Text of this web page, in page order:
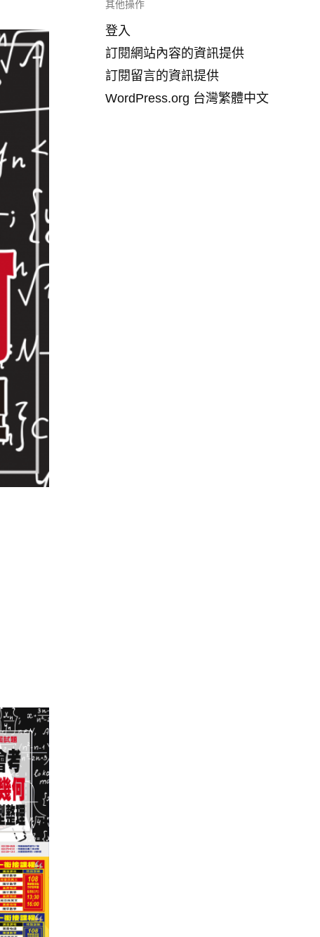
其他操作
登入
訂閱網站內容的資訊提供
訂閱留言的資訊提供
WordPress.org 台灣繁體中文